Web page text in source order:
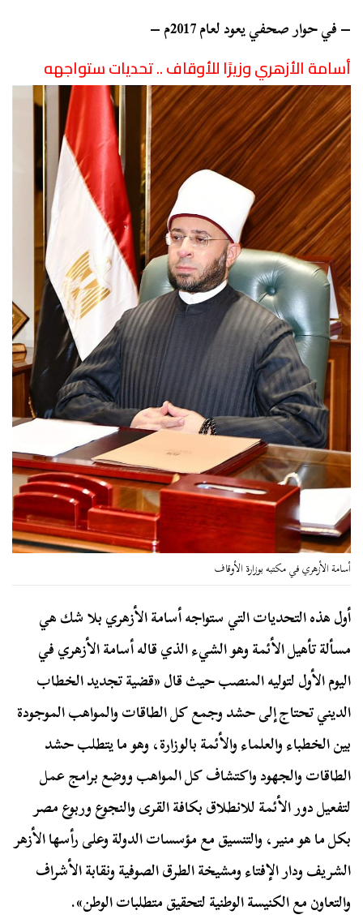
– في حوار صحفي يعود لعام 2017م –
أسامة الأزهري وزيرًا للأوقاف .. تحديات ستواجهه
أسامة الأزهري في مكتبه بوزارة الأوقاف
أول هذه التحديات التي ستواجه أسامة الأزهري بلا شك هي
مسألة تأهيل الأئمة وهو الشيء الذي قاله أسامة الأزهري في
اليوم الأول لتوليه المنصب حيث قال «قضية تجديد الخطاب
الديني تحتاج إلى حشد وجمع كل الطاقات والمواهب الموجودة
بين الخطباء والعلماء والأئمة بالوزارة، وهو ما يتطلب حشد
الطاقات والجهود واكتشاف كل المواهب ووضع برامج عمل
لتفعيل دور الأئمة للانطلاق بكافة القرى والنجوع وربوع مصر
بكل ما هو منير، والتنسيق مع مؤسسات الدولة وعلى رأسها الأزهر
الشريف ودار الإفتاء ومشيخة الطرق الصوفية ونقابة الأشراف
والتعاون مع الكنيسة الوطنية لتحقيق متطلبات الوطن».